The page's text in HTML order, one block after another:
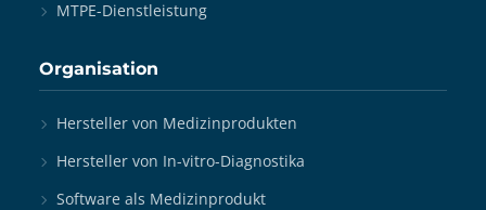
MTPE-Dienstleistung
Organisation
Hersteller von Medizinprodukten
Hersteller von In-vitro-Diagnostika
Software als Medizinprodukt